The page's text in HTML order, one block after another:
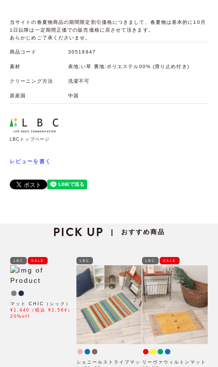
当サイトの春夏物商品の期間限定割引価格につきまして、春夏物は基本的に10月
1日以降は一定期間正価での販売価格に戻させて頂きます。
あらかじめご了承くださいませ。
商品コード 30519847
素材 表地:い草 裏地:ポリエステル00% (滑り止め付き)
クリーニング方法 洗濯不可
原産国 中国
LBCトップページ
レビューを書く
PICK UP | おすすめ商品
LBC SALE
マット CHIC（シック）
¥1,440（税込 ¥1,584）
20%off
LBC
シェニールストライプマッ
LBC SALE
リーヴァウィルトンマット